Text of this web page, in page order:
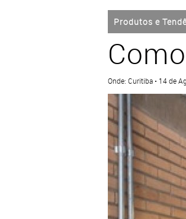
Produtos e
Onde: Curitiba • 14 de